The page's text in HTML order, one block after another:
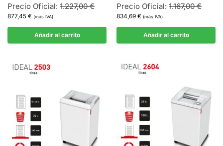
Precio Oficial: 1.227,00€
877,45 € (más IVA)
Añadir al carrito
Precio Oficial: 1.167,00€
834,69 € (más IVA)
Añadir al carrito